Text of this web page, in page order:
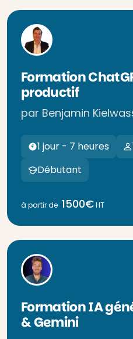
Formation
productif
par Benjamin
1 jour - 7 heures
Débutant
à partir de 1500€HT
Formation IA
& Gemini